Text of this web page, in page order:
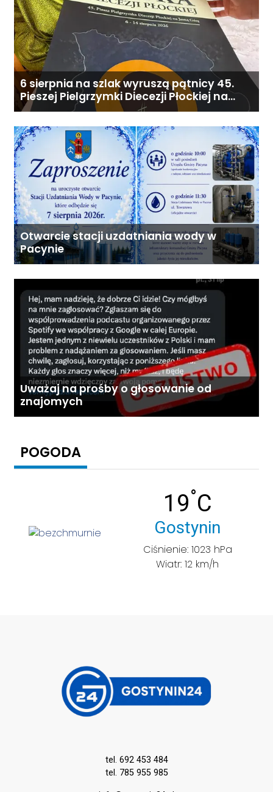
6 sierpnia na szlak wyruszą pątnicy 45.
Pieszej Pielgrzymki Diecezji Płockiej na
Jasną Górę
Otwarcie stacji uzdatniania wody w
Pacynie
Uważaj na prośby o głosowanie od
znajomych
POGODA
19°C
Miasto:
Gostynin
Ciśnienie: 1023 hPa
Wiatr: 12 km/h
tel. 692 453 484
tel. 785 955 985